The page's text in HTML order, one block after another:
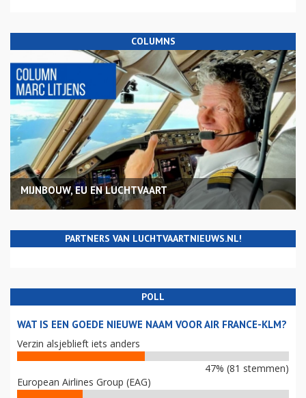
COLUMNS
MIJNBOUW, EU EN LUCHTVAART
PARTNERS VAN LUCHTVAARTNIEUWS.NL!
POLL
WAT IS EEN GOEDE NIEUWE NAAM VOOR AIR FRANCE-KLM?
Verzin alsjeblieft iets anders
47% (81 stemmen)
European Airlines Group (EAG)